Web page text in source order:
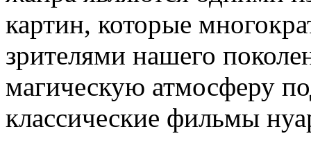
картин, которые
зрителями нашего
магическую атмосферу
классические фильмы